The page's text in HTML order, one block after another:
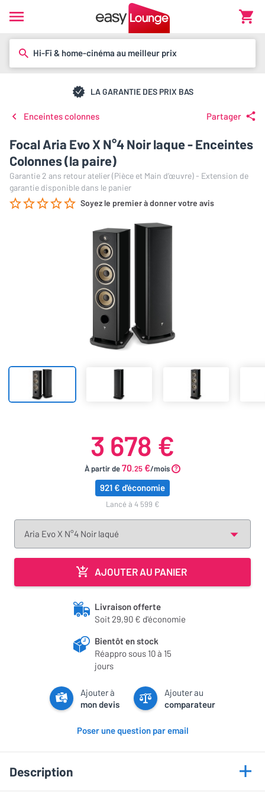
Hi-Fi & home-cinéma au meilleur prix
LA GARANTIE DES PRIX BAS
Enceintes colonnes Partager
Focal Aria Evo X N°4 Noir laque - Enceintes
Colonnes (la paire)
Garantie 2 ans retour atelier (Pièce et Main d’œuvre) - Extension de
garantie disponible dans le panier
Soyez le premier à donner votre avis
3 678 €
À partir de70.25 €/mois
921 € d'économie
lancé à 4 599 €
AJOUTER AU PANIER
Livraison offerte
Soit 29,90 € d'économie
Bientôt en stock
Réappro sous 10 à 15
jours
Ajouter à
mon devis
Ajouter au
comparateur
Poser une question par email
Description